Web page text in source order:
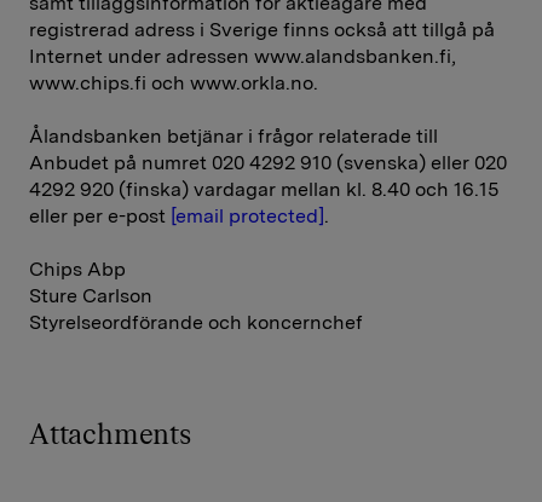
registrerad adress i Sverige finns också att tillgå på
Internet under adressen www.alandsbanken.fi,
www.chips.fi och www.orkla.no.
Ålandsbanken betjänar i frågor relaterade till
Anbudet på numret 020 4292 910 (svenska) eller 020
4292 920 (finska) vardagar mellan kl. 8.40 och 16.15
eller per e-post [email protected].
Chips Abp
Sture Carlson
Styrelseordförande och koncernchef
Attachments